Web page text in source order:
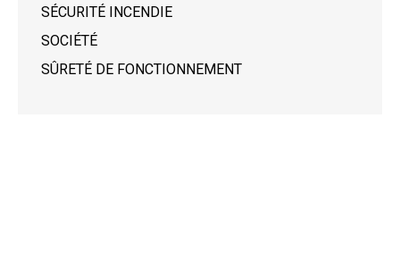
SÉCURITÉ INCENDIE
SOCIÉTÉ
SÛRETÉ DE FONCTIONNEMENT